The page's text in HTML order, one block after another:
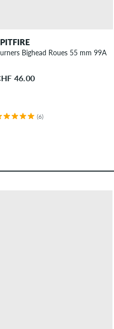
Bighead Roues 55 mm 99A 4
46.00
(6)